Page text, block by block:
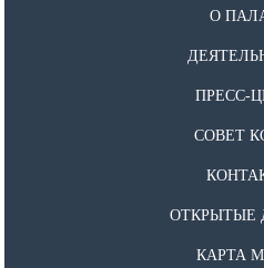
О
ПРЕСС-
СОВЕТ
ОТКРЫТЫЕ
КАРТА